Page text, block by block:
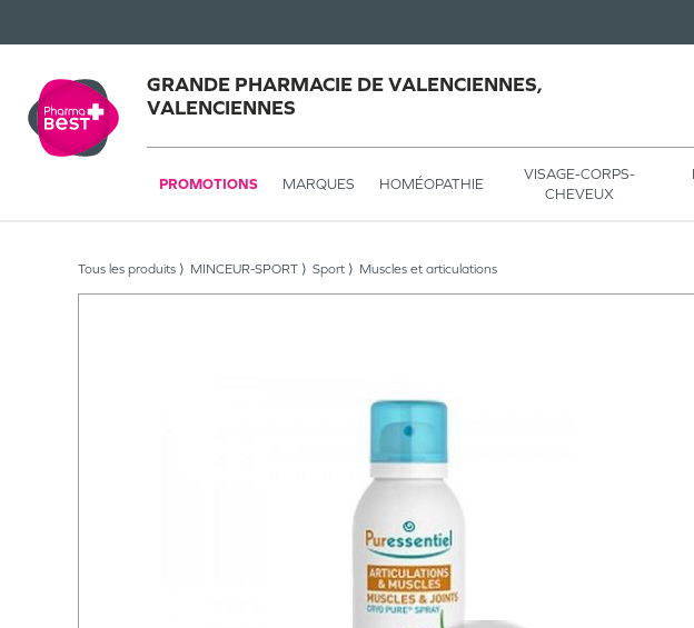
GRANDE PHARMACIE DE VALENCIENNES,
VALENCIENNES
PROMOTIONS MARQUES HOMÉOPATHIE
VISAGE-CORPS-
CHEVEUX
Tous les produits MINCEUR-SPORT Sport Muscles et articulations